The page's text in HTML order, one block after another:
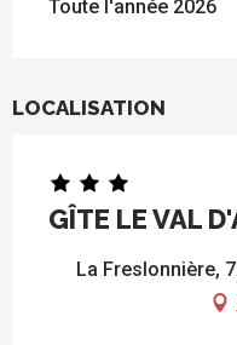
Toute l'année 2026
LOCALISATION
GÎTE LE VAL
La Freslonnière,